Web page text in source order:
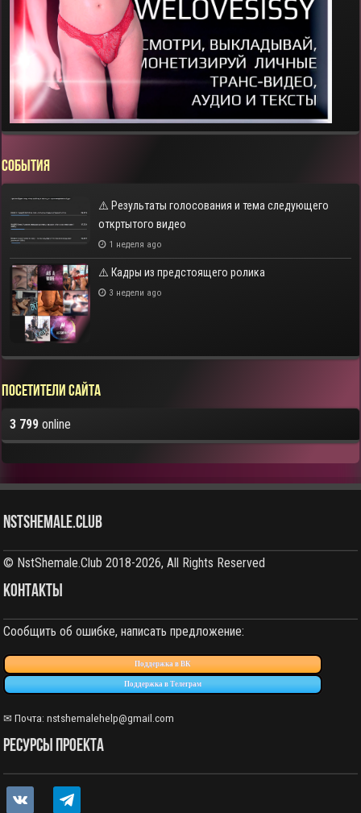
СОБЫТИЯ
⚠️ Результаты голосования и тема следующего
откртытого видео
1 неделя ago
⚠️ Кадры из предстоящего ролика
3 недели ago
Посетители сайта
3 799 online
NstShemale.Club
© NstShemale.Club 2018-2026, All Rights Reserved
КОНТАКТЫ
Сообщить об ошибке, написать предложение:
Поддержка в ВК
Поддержка в Телеграм
✉ Почта: nstshemalehelp@gmail.com
РЕСУРСЫ ПРОЕКТА
vkontakte telegram